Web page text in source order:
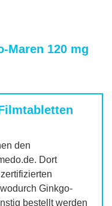
Maren 120 mg
den
Dort
Ginkgo-
bestellt werden